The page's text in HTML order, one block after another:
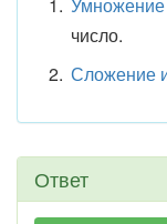
число.
Сложение
Ответ